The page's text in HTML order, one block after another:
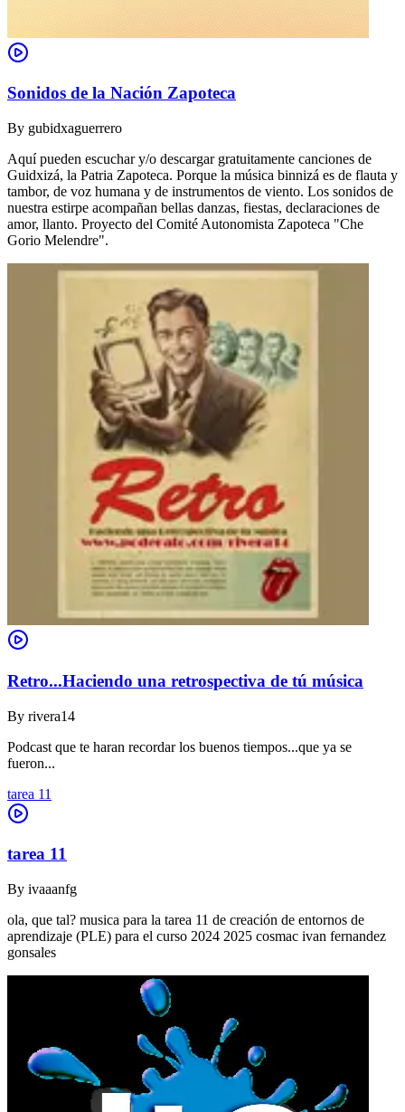
Sonidos de la Nación Zapoteca
By gubidxaguerrero
Aquí pueden escuchar y/o descargar gratuitamente canciones de
Guidxizá, la Patria Zapoteca. Porque la música binnizá es de flauta y
tambor, de voz humana y de instrumentos de viento. Los sonidos de
nuestra estirpe acompañan bellas danzas, fiestas, declaraciones de
amor, llanto. Proyecto del Comité Autonomista Zapoteca "Che
Gorio Melendre".
Retro...Haciendo una retrospectiva de tú música
By rivera14
Podcast que te haran recordar los buenos tiempos...que ya se
fueron...
tarea 11
tarea 11
By ivaaanfg
ola, que tal? musica para la tarea 11 de creación de entornos de
aprendizaje (PLE) para el curso 2024 2025 cosmac ivan fernandez
gonsales